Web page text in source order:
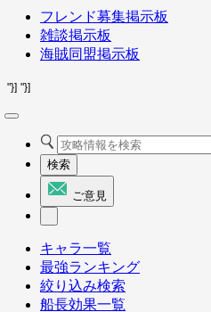
フレンド募集掲示板
雑談掲示板
海賊同盟掲示板
"}] "}]
検索
ご意見
キャラ一覧
最強ランキング
絞り込み検索
船長効果一覧